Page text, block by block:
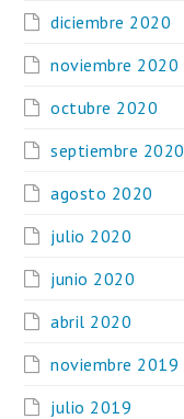
diciembre 2020
noviembre 2020
octubre 2020
septiembre 2020
agosto 2020
julio 2020
junio 2020
abril 2020
noviembre 2019
julio 2019